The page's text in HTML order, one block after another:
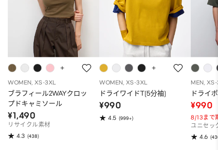
WOMEN, XS-3XL
ブラフィール2WAYクロッ
プドキャミソール
¥1,490
リサイクル素材
4.3 (438)
WOMEN, XS-3XL
ドライワイドT(5分袖)
¥990
4.5 (999+)
MEN,
ドライ
¥990
8/13まで
ユニセッ
4.6